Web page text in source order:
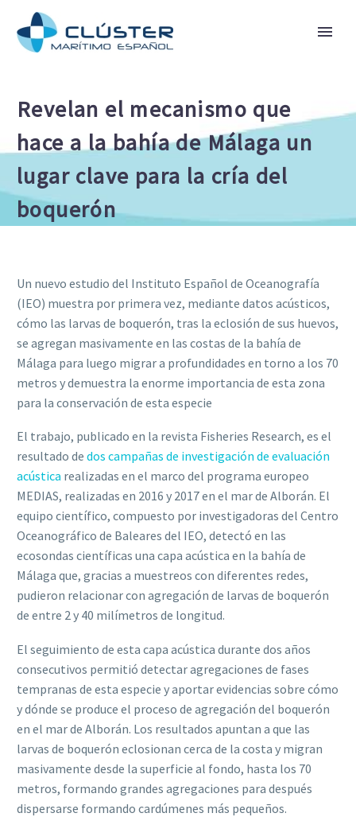
Revelan el mecanismo que
hace a la bahía de Málaga un
lugar clave para la cría del
boquerón
Un nuevo estudio del Instituto Español de Oceanografía
(IEO) muestra por primera vez, mediante datos acústicos,
cómo las larvas de boquerón, tras la eclosión de sus huevos,
se agregan masivamente en las costas de la bahía de
Málaga para luego migrar a profundidades en torno a los 70
metros y demuestra la enorme importancia de esta zona
para la conservación de esta especie
El trabajo, publicado en la revista Fisheries Research, es el
resultado de dos campañas de investigación de evaluación
acústica realizadas en el marco del programa europeo
MEDIAS, realizadas en 2016 y 2017 en el mar de Alborán. El
equipo científico, compuesto por investigadoras del Centro
Oceanográfico de Baleares del IEO, detectó en las
ecosondas científicas una capa acústica en la bahía de
Málaga que, gracias a muestreos con diferentes redes,
pudieron relacionar con agregación de larvas de boquerón
de entre 2 y 40 milímetros de longitud.
El seguimiento de esta capa acústica durante dos años
consecutivos permitió detectar agregaciones de fases
tempranas de esta especie y aportar evidencias sobre cómo
y dónde se produce el proceso de agregación del boquerón
en el mar de Alborán. Los resultados apuntan a que las
larvas de boquerón eclosionan cerca de la costa y migran
masivamente desde la superficie al fondo, hasta los 70
metros, formando grandes agregaciones para después
dispersarse formando cardúmenes más pequeños.